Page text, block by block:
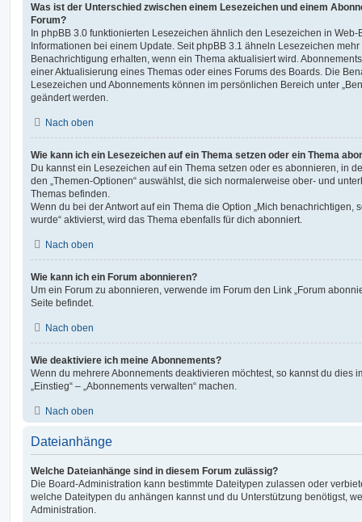
Was ist der Unterschied zwischen einem Lesezeichen und einem
Forum?
In phpBB 3.0 funktionierten Lesezeichen ähnlich den Lesezeichen in
Informationen bei einem Update. Seit phpBB 3.1 ähneln Lesezeichen
Benachrichtigung erhalten, wenn ein Thema aktualisiert wird.
einer Aktualisierung eines Themas oder eines Forums des Boards. Die
Lesezeichen und Abonnements können im persönlichen Bereich unter
geändert werden.
Nach oben
Wie kann ich ein Lesezeichen auf ein Thema setzen oder ein Thema
Du kannst ein Lesezeichen auf ein Thema setzen oder es abonnieren, in
den „Themen-Optionen“ auswählst, die sich normalerweise ober- und
Themas befinden.
Wenn du bei der Antwort auf ein Thema die Option „Mich benachrichtigen,
wurde“ aktivierst, wird das Thema ebenfalls für dich abonniert.
Nach oben
Wie kann ich ein Forum abonnieren?
Um ein Forum zu abonnieren, verwende im Forum den Link „Forum
Seite befindet.
Nach oben
Wie deaktiviere ich meine Abonnements?
Wenn du mehrere Abonnements deaktivieren möchtest, so kannst du dies
„Einstieg“ – „Abonnements verwalten“ machen.
Nach oben
Dateianhänge
Welche Dateianhänge sind in diesem Forum zulässig?
Die Board-Administration kann bestimmte Dateitypen zulassen oder
welche Dateitypen du anhängen kannst und du Unterstützung benötigst,
Administration.